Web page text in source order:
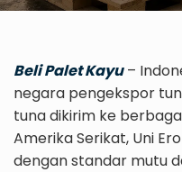
Beli Palet Kayu–
negara pengekspor
tuna dikirim ke
Amerika Serikat, Uni
dengan standar mutu